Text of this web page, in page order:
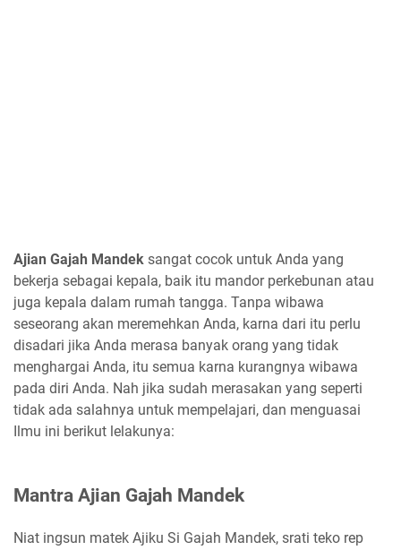
Ajian Gajah Mandek sangat cocok untuk Anda yang
bekerja sebagai kepala, baik itu mandor perkebunan atau
juga kepala dalam rumah tangga. Tanpa wibawa
seseorang akan meremehkan Anda, karna dari itu perlu
disadari jika Anda merasa banyak orang yang tidak
menghargai Anda, itu semua karna kurangnya wibawa
pada diri Anda. Nah jika sudah merasakan yang seperti
tidak ada salahnya untuk mempelajari, dan menguasai
Ilmu ini berikut lelakunya:
Mantra Ajian Gajah Mandek
Niat ingsun matek Ajiku Si Gajah Mandek, srati teko rep